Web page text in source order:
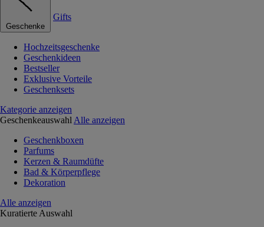
Geschenke
Gifts
Hochzeitsgeschenke
Geschenkideen
Bestseller
Exklusive Vorteile
Geschenksets
Kategorie anzeigen
Geschenkeauswahl Alle anzeigen
Geschenkboxen
Parfums
Kerzen & Raumdüfte
Bad & Körperpflege
Dekoration
Alle anzeigen
Kuratierte Auswahl